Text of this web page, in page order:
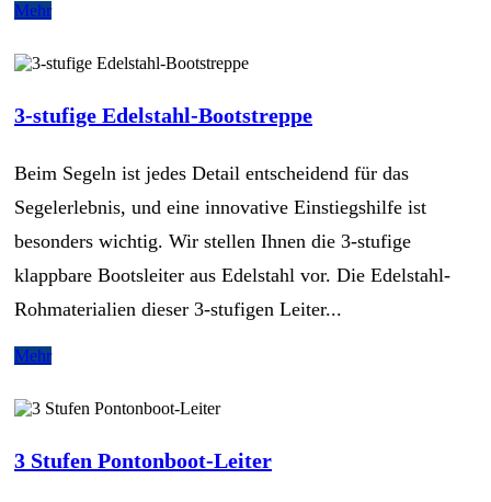
Mehr
3-stufige Edelstahl-Bootstreppe
Beim Segeln ist jedes Detail entscheidend für das
Segelerlebnis, und eine innovative Einstiegshilfe ist
besonders wichtig. Wir stellen Ihnen die 3-stufige
klappbare Bootsleiter aus Edelstahl vor. Die Edelstahl-
Rohmaterialien dieser 3-stufigen Leiter...
Mehr
3 Stufen Pontonboot-Leiter